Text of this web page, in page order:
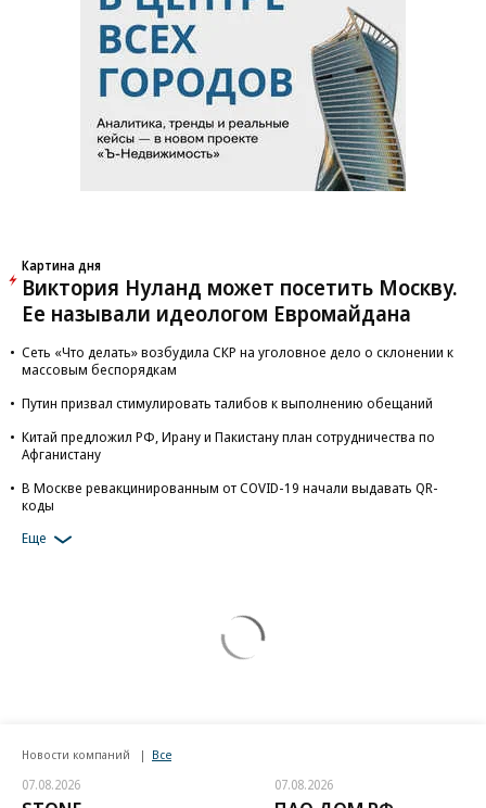
Картина дня
Виктория Нуланд может посетить Москву.
Ее называли идеологом Евромайдана
Сеть «Что делать» возбудила СКР на уголовное дело о склонении к
массовым беспорядкам
Путин призвал стимулировать талибов к выполнению обещаний
Китай предложил РФ, Ирану и Пакистану план сотрудничества по
Афганистану
В Москве ревакцинированным от COVID-19 начали выдавать QR-
коды
Еще
Новости компаний Все
07.08.2026 07.08.2026